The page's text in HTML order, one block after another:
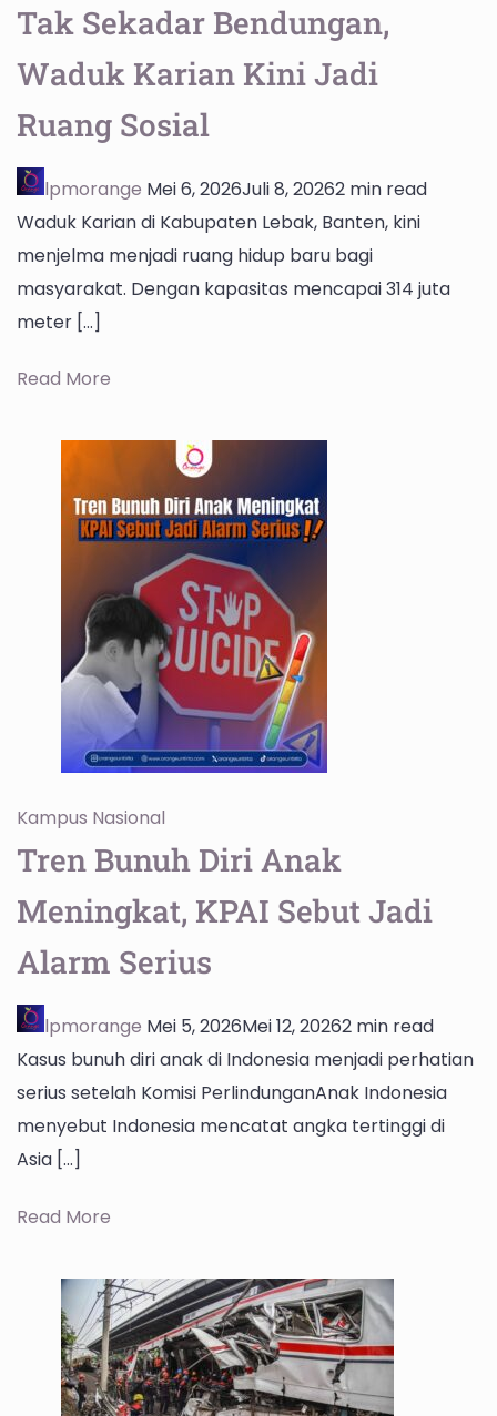
Tak Sekadar Bendungan,
Waduk Karian Kini Jadi
Ruang Sosial
lpmorange Mei 6, 2026Juli 8, 20262 min read
Waduk Karian di Kabupaten Lebak, Banten, kini
menjelma menjadi ruang hidup baru bagi
masyarakat. Dengan kapasitas mencapai 314 juta
meter […]
Read More
Kampus Nasional
Tren Bunuh Diri Anak
Meningkat, KPAI Sebut Jadi
Alarm Serius
lpmorange Mei 5, 2026Mei 12, 20262 min read
Kasus bunuh diri anak di Indonesia menjadi perhatian
serius setelah Komisi PerlindunganAnak Indonesia
menyebut Indonesia mencatat angka tertinggi di
Asia […]
Read More